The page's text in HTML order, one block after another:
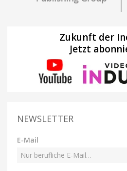
Zukunft der
Jetzt
NEWSLETTER
E-Mail